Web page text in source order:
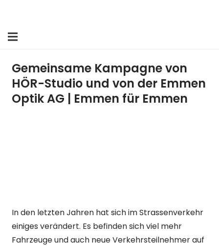
Gemeinsame Kampagne von
HÖR-Studio und von der Emmen
Optik AG | Emmen für Emmen
In den letzten Jahren hat sich im Strassenverkehr
einiges verändert. Es befinden sich viel mehr
Fahrzeuge und auch neue Verkehrsteilnehmer auf